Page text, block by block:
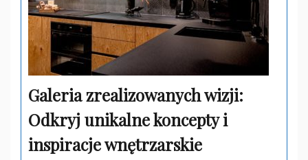
Galeria zrealizowanych wizji:
Odkryj unikalne koncepty i
inspiracje wnętrzarskie